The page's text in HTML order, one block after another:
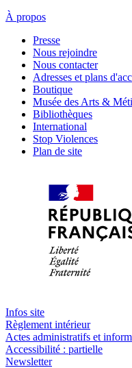
À propos
Presse
Nous rejoindre
Nous contacter
Adresses et plans
Boutique
Musée des Arts &
Bibliothèques
International
Stop Violences
Plan de site
Infos site
Règlement intérieur
Actes administratifs et
Accessibilité : partielle
Newsletter